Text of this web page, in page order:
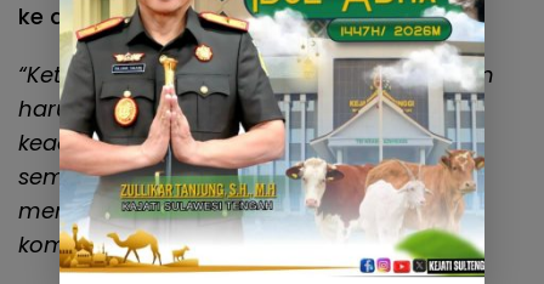
ke depan.
“Ketika hak daerah dilanggar, suara hukum
harus lantang. Kita tidak bisa diam ketika
keadilan fiskal hanya dinikmati pusat,
sementara daerah terdampak dibiarkan
menanggung risiko ekologis tanpa
kompensasi,”tutupnya.